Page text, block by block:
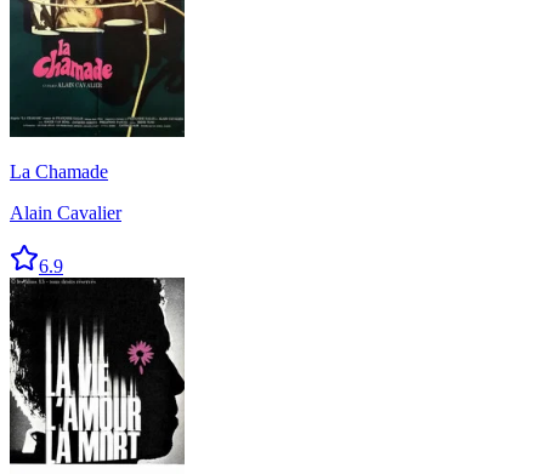
La Chamade
Alain Cavalier
6.9